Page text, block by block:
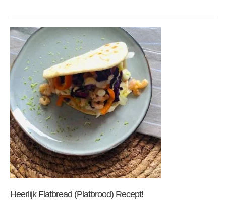
Heerlijk Flatbread (platbrood) Recept!
Heerlijk
Flatbread
(platbrood)
recept!